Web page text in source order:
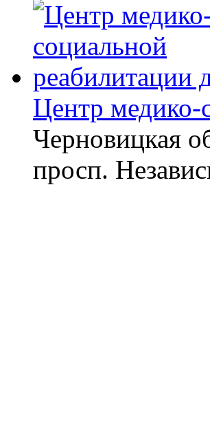
Центр медико-
Черновицкая
просп.